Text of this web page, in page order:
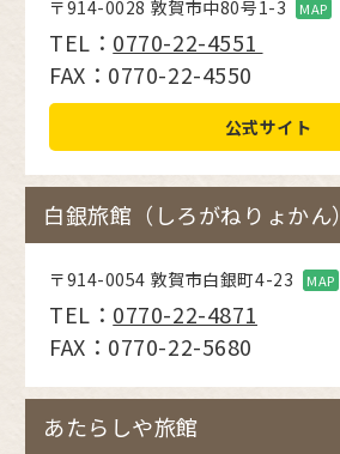
〒914-0028 敦賀市中80号1-3 MAP
TEL： 0770-22-4551
FAX：0770-22-4550
公式サイト
白銀旅館（しろがねりょかん）
〒914-0054 敦賀市白銀町4-23 MAP
TEL： 0770-22-4871
FAX：0770-22-5680
あたらしや旅館